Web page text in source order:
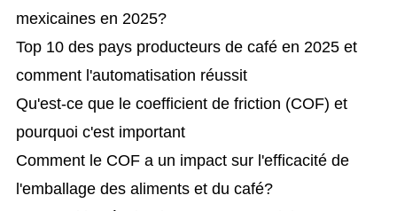
mexicaines en 2025?
Top 10 des pays producteurs de café en 2025 et
comment l'automatisation réussit
Qu'est-ce que le coefficient de friction (COF) et
pourquoi c'est important
Comment le COF a un impact sur l'efficacité de
l'emballage des aliments et du café?